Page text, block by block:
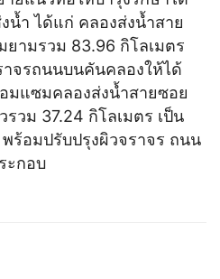
น้ำ ได้แก่ คลองส่งน้ำสาย
ามรวม 83.96 กิโลเมตร
จรถนนบนคันคลองให้ได้
มแซมคลองส่งน้ำสายซอย
วม 37.24 กิโลเมตร เป็น
ร้อมปรับปรุงผิวจราจร ถนน
ะกอบ